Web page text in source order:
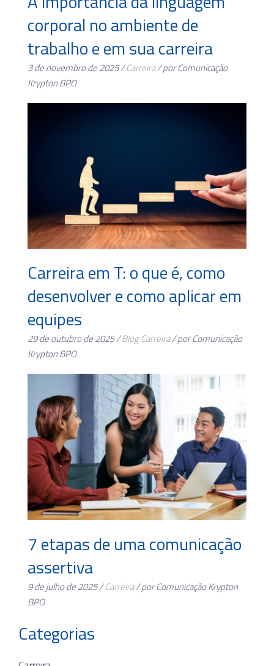
corporal no ambiente de
trabalho e em sua carreira
3 de novembro de 2025 /Carreira/ por Comunicação
Krypton BPO
Carreira em T: o que é, como
desenvolver e como aplicar em
equipes
29 de outubro de 2025 /Blog Carreira/ por Comunicação
Krypton BPO
7 etapas de uma comunicação
assertiva
9 de julho de 2025 /Carreira/ por Comunicação Krypton
BPO
Categorias